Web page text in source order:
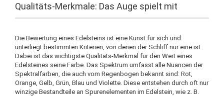
Qualitäts-Merkmale: Das Auge spielt mit
Die Bewertung eines Edelsteins ist eine Kunst für sich und
unterliegt bestimmten Kriterien, von denen der Schliff nur eine ist.
Dabei ist das wichtigste Qualitäts-Merkmal für den Wert eines
Edelsteines seine Farbe. Das Spektrum umfasst alle Nuancen der
Spektralfarben, die auch vom Regenbogen bekannt sind: Rot,
Orange, Gelb, Grün, Blau und Violette. Diese entstehen durch oft nur
winzige Bestandteile an Spurenelementen im Edelstein, wie z. B.